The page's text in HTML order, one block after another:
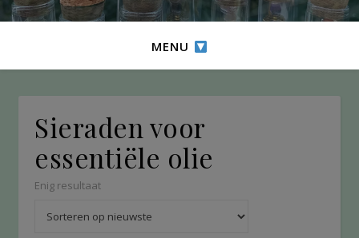
MENU
Sieraden voor
essentiële olie
Enig resultaat